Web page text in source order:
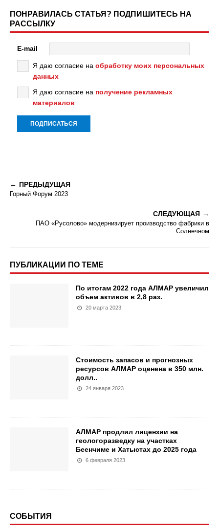
ПОНРАВИЛАСЬ СТАТЬЯ? ПОДПИШИТЕСЬ НА
РАССЫЛКУ
E-mail
Я даю согласие на обработку моих персональных
данных
Я даю согласие на получение рекламных
материалов
ПРЕДЫДУЩАЯ
Горный Форум 2023
СЛЕДУЮЩАЯ
ПАО «Русолово» модернизирует производство фабрики в
Солнечном
ПУБЛИКАЦИИ ПО ТЕМЕ
По итогам 2022 года АЛМАР увеличил
объем активов в 2,8 раз.
20 марта 2023
Стоимость запасов и прогнозных
ресурсов АЛМАР оценена в 350 млн.
долл..
24 января 2023
АЛМАР продлил лицензии на
геологоразведку на участках
Беенчиме и Хатыстах до 2025 года
6 февраля 2023
СОБЫТИЯ